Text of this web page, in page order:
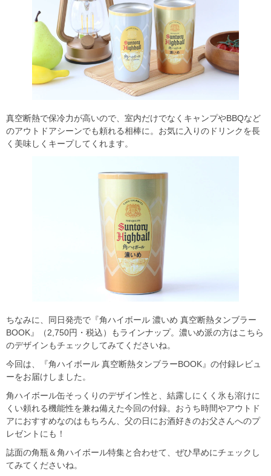
真空断熱で保冷力が高いので、室内だけでなくキャンプやBBQなど
のアウトドアシーンでも頼れる相棒に。お気に入りのドリンクを長
く美味しくキープしてくれます。
ちなみに、同日発売で『角ハイボール 濃いめ 真空断熱タンブラー
BOOK』（2,750円・税込）もラインナップ。濃いめ派の方はこちら
のデザインもチェックしてみてくださいね。
今回は、『角ハイボール 真空断熱タンブラーBOOK』の付録レビュ
ーをお届けしました。
角ハイボール缶そっくりのデザイン性と、結露しにくく氷も溶けに
くい頼れる機能性を兼ね備えた今回の付録。おうち時間やアウトド
アにおすすめなのはもちろん、父の日にお酒好きのお父さんへのプ
レゼントにも！
誌面の角瓶＆角ハイボール特集と合わせて、ぜひ早めにチェックし
てみてくださいね。